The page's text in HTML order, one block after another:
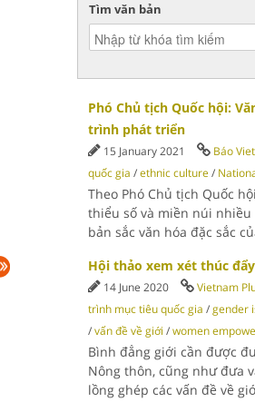
Tìm văn bản
Phó Chủ tịch Quốc hội:
trình phát triển
15 January 2021 Báo
quốc gia /ethnic culture/
Theo Phó Chủ tịch Quốc
thiểu số và miền núi
bản sắc văn hóa đặc sắc
Hội thảo xem xét thúc
14 June 2020 Vietnam
trình mục tiêu quốc gia /gender
/vấn đề về giới /women
Bình đẳng giới cần được
Nông thôn, cũng như đưa
lồng ghép các vấn đề về